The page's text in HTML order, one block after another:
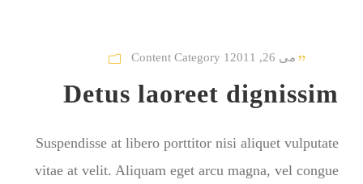
می 26, 2011 Content Category 1
Detus laoreet dignissim
Suspendisse at libero porttitor nisi aliquet vulputate
vitae at velit. Aliquam eget arcu magna, vel congue